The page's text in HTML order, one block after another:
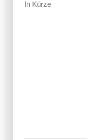
In Kürze